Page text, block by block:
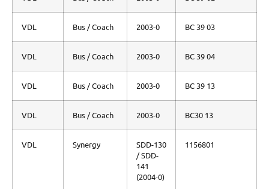
VDL Bus / Coach 2003-0 BC 39 03
VDL Bus / Coach 2003-0 BC 39 04
VDL Bus / Coach 2003-0 BC 39 13
VDL Bus / Coach 2003-0 BC30 13
VDL Synergy
SDD-130
/ SDD-
141
(2004-0)
1156801